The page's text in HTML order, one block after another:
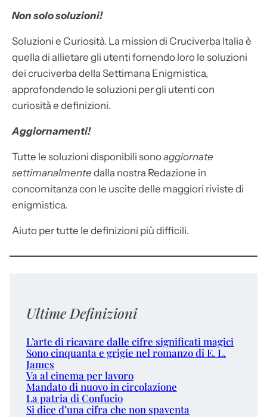
Non solo soluzioni!
Soluzioni e Curiosità. La mission di Cruciverba Italia è
quella di allietare gli utenti fornendo loro le soluzioni
dei cruciverba della Settimana Enigmistica,
approfondendo le soluzioni per gli utenti con
curiosità e definizioni.
Aggiornamenti!
Tutte le soluzioni disponibili sonoaggiornate
settimanalmente dalla nostra Redazione in
concomitanza con le uscite delle maggiori riviste di
enigmistica.
Aiuto per tutte le definizioni più difficili.
Ultime Definizioni
L’arte di ricavare dalle cifre significati magici
Sono cinquanta e grigie nel romanzo di E. L.
James
Va al cinema per lavoro
Mandato di nuovo in circolazione
La patria di Confucio
Si dice d’una cifra che non spaventa